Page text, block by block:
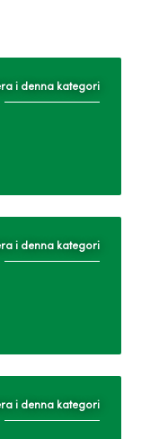
i denna kategori
i denna kategori
i denna kategori